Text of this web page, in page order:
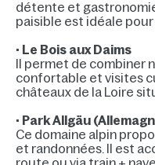
détente et
paisible est idéale
• Le Bois aux Daims
Il permet de combiner
confortable et visites
châteaux de la Loire
• Park Allgäu
Ce domaine alpin
et randonnées. Il est